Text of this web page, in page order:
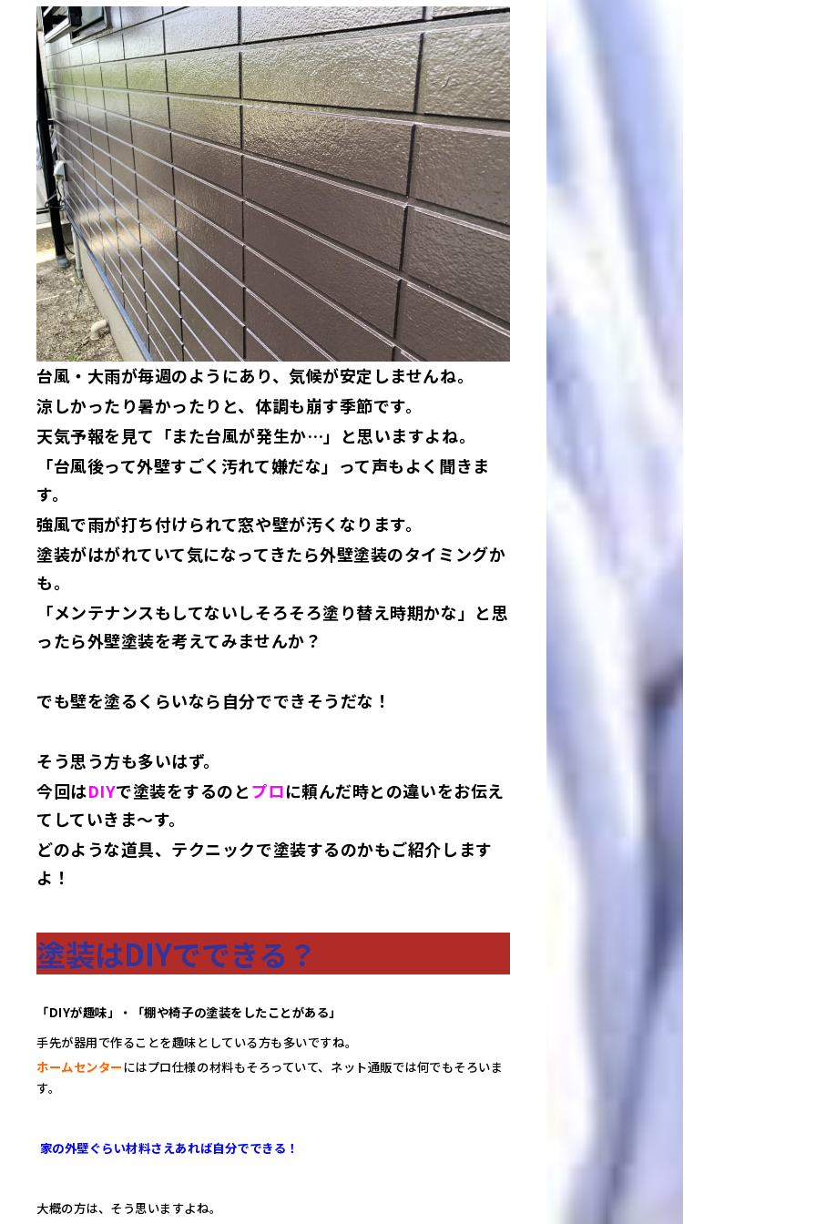
台風・大雨が毎週のようにあり、気候が安定しませんね。
涼しかったり暑かったりと、体調も崩す季節です。
天気予報を見て「また台風が発生か…」と思いますよね。
「台風後って外壁すごく汚れて嫌だな」って声もよく聞きま
す。
強風で雨が打ち付けられて窓や壁が汚くなります。
塗装がはがれていて気になってきたら外壁塗装のタイミングか
も。
「メンテナンスもしてないしそろそろ塗り替え時期かな」と思
ったら外壁塗装を考えてみませんか？
でも壁を塗るくらいなら自分でできそうだな！
そう思う方も多いはず。
今回はDIYで塗装をするのとプロに頼んだ時との違いをお伝え
てしていきま～す。
どのような道具、テクニックで塗装するのかもご紹介します
よ！
塗装はDIYでできる？
「DIYが趣味」・「棚や椅子の塗装をしたことがある」
手先が器用で作ることを趣味としている方も多いですね。
ホームセンターにはプロ仕様の材料もそろっていて、ネット通販では何でもそろいま
す。
家の外壁ぐらい材料さえあれば自分でできる！
大概の方は、そう思いますよね。